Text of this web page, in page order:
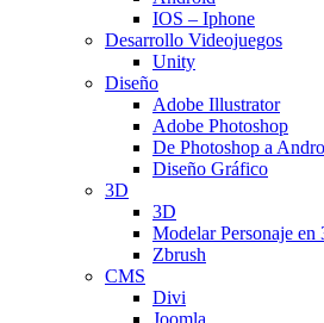
IOS – Iphone
Desarrollo Videojuegos
Unity
Diseño
Adobe Illustrator
Adobe Photoshop
De Photoshop a
Diseño Gráfico
3D
3D
Modelar Personaje
Zbrush
CMS
Divi